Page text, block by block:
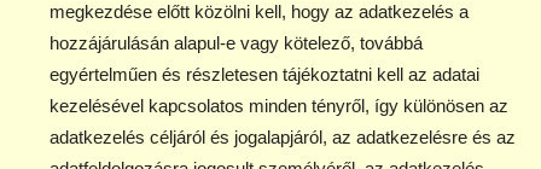
megkezdése előtt közölni kell, hogy az adatkezelés a
hozzájárulásán alapul-e vagy kötelező, továbbá
egyértelműen és részletesen tájékoztatni kell az adatai
kezelésével kapcsolatos minden tényről, így különösen az
adatkezelés céljáról és jogalapjáról, az adatkezelésre és az